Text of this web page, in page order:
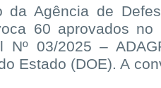
Agência de
60 aprovados no
03/2025 –
Estado (DOE). A